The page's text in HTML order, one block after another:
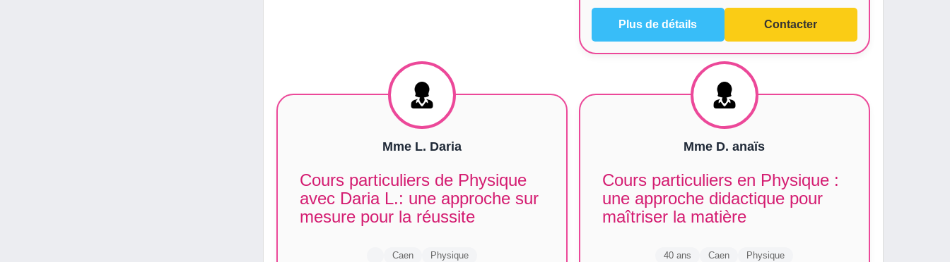
Plus de détails Contacter
Mme L. Daria
Cours particuliers de Physique
avec Daria L.: une approche sur
mesure pour la réussite
Caen Physique
Mme D. anaïs
Cours particuliers en Physique :
une approche didactique pour
maîtriser la matière
40 ans Caen Physique